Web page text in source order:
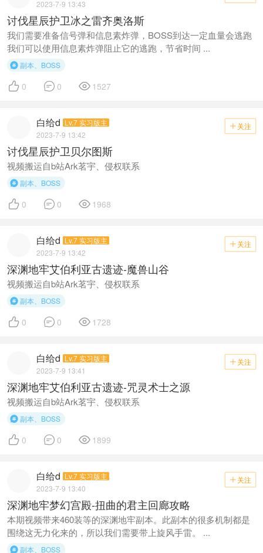
2023-7-9 13:43
讨伐星辰护卫冰之雷齐奥洛斯
我们需要准备信号弹和信息素炸弹，BOSS到达一定血量会逃跑
我们可以使用信息素炸弹阻止它的逃跑，节省时间 ...
副本、BOSS
 0  0  1527
 关注
白给d Lv.7 实习版主
2023-7-9 13:42
讨伐星辰护卫贝尔图斯
视频搬运自b站Ark茗宇、侵权联系
副本、BOSS
 0  0  1968
 关注
白给d Lv.7 实习版主
2023-7-9 13:42
深渊地牢艾伯利亚古遗迹-魔兽山谷
视频搬运自b站Ark茗宇、侵权联系
副本、BOSS
 0  0  1728
 关注
白给d Lv.7 实习版主
2023-7-9 13:41
深渊地牢艾伯利亚古遗迹-咒灵术士之源
视频搬运自b站Ark茗宇、侵权联系
副本、BOSS
 0  0  1899
 关注
白给d Lv.7 实习版主
2023-7-9 13:40
深渊地牢梦幻宫殿-扭曲的君主回廊攻略
本期视频带来460装等的深渊地牢副本。此副本的很多机制都是
围绕这无力化来的，所以我们需要带上旋风手雷。 ...
副本、BOSS